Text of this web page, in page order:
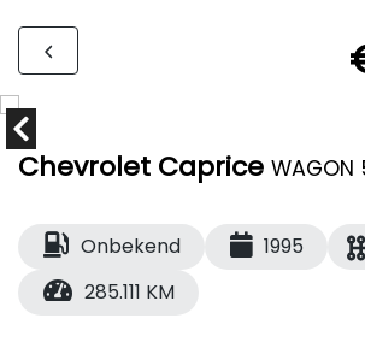
Chevrolet Caprice WAGON
Onbekend 1995
285.111 KM